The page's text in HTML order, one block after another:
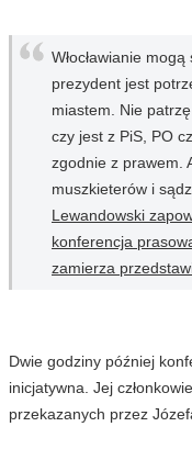
Włocławianie
prezydent jest
miastem. Nie
czy jest z PiS, PO
zgodnie z prawem.
muszkieterów i
Lewandowski
konferencja
zamierza
Dwie godziny później
inicjatywna. Jej
przekazanych przez